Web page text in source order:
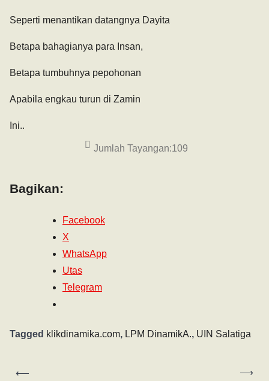
Seperti menantikan datangnya Dayita
Betapa bahagianya para Insan,
Betapa tumbuhnya pepohonan
Apabila engkau turun di Zamin
Ini..
Jumlah Tayangan:109
Bagikan:
Facebook
X
WhatsApp
Utas
Telegram
Tagged klikdinamika.com, LPM DinamikA., UIN Salatiga
⟵
⟶